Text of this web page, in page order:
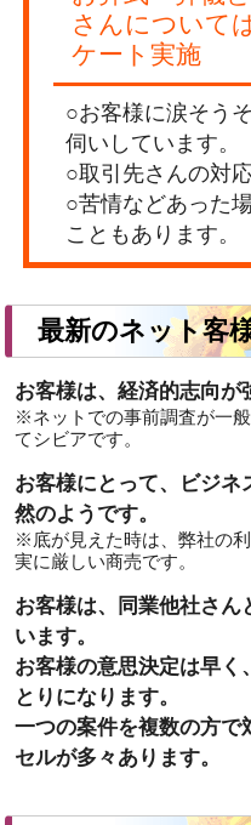
さんについて
ケート実施
○お客様に涙そう
伺いしています。
○取引先さんの対
○苦情などあった
こともあります。
最新のネット客
お客様は、経済的志向が
※ネットでの事前調査が一
てシビアです。
お客様にとって、ビジネ
然のようです。
※底が見えた時は、弊社の
実に厳しい商売です。
お客様は、同業他社さん
います。
お客様の意思決定は早
とりになります。
一つの案件を複数の方で
セルが多々あります。